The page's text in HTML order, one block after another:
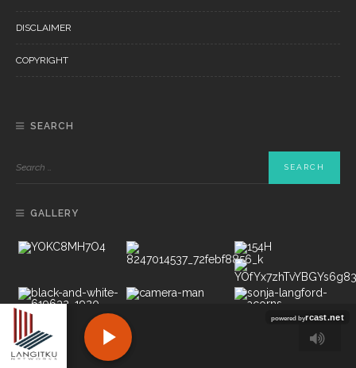
DISCLAIMER
COPYRIGHT
SEARCH
GALLERY
Copyright ©2022 PT LANGITKU MEDIA NETWORKS